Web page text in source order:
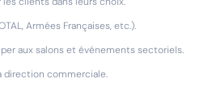
Armées Françaises, etc.).
aux salons et événements sectoriels.
direction commerciale.